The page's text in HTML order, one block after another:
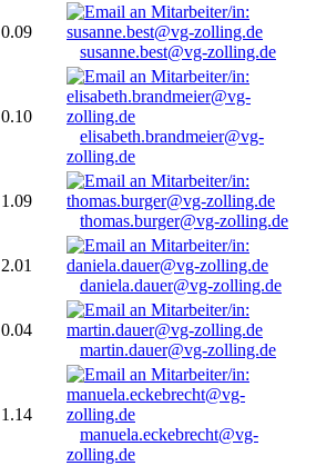
0.09
susanne.best@vg-zolling.de
0.10
elisabeth.brandmeier@vg-
zolling.de
1.09
thomas.burger@vg-zolling.de
2.01
daniela.dauer@vg-zolling.de
0.04
martin.dauer@vg-zolling.de
1.14
manuela.eckebrecht@vg-
zolling.de